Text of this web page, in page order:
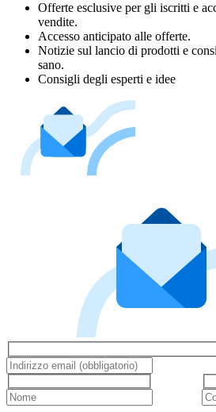
Offerte esclusive per gli iscritti e
vendite.
Accesso anticipato alle offerte.
Notizie sul lancio di prodotti e
sano.
Consigli degli esperti e idee